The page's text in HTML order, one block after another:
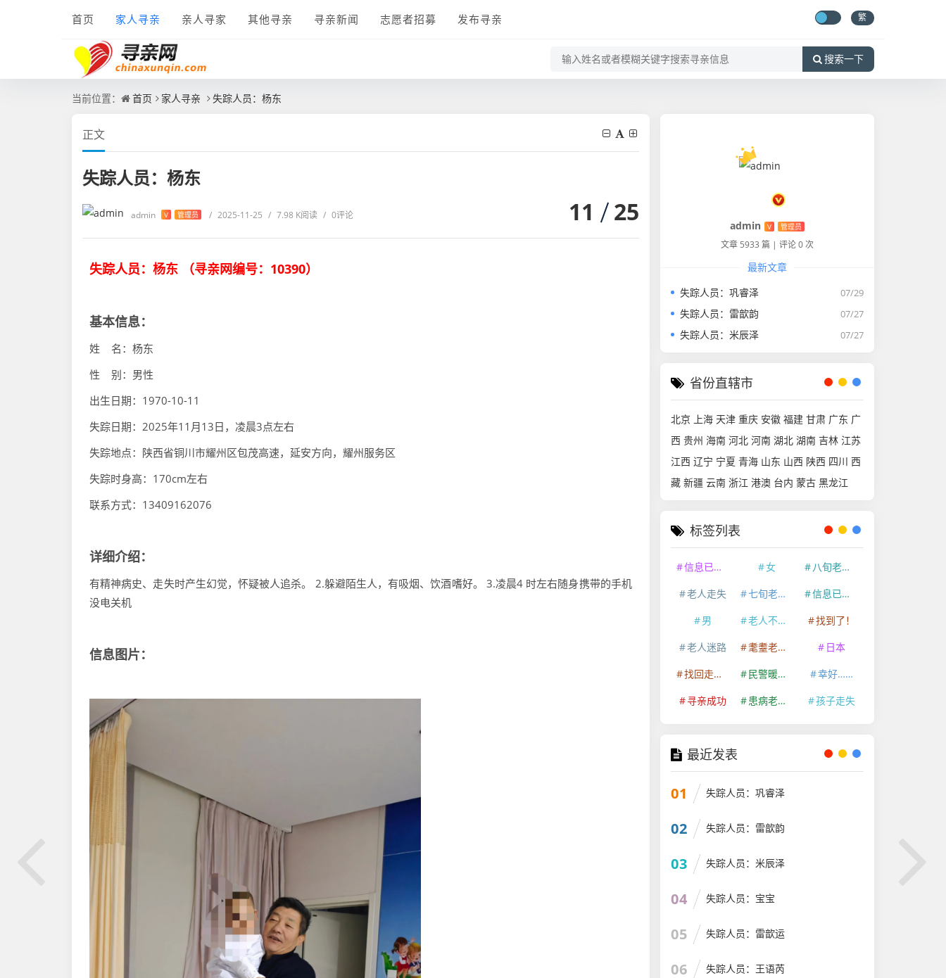
首页 家人寻亲 亲人寻家 其他寻亲 寻亲新闻 志愿者招募 发布寻亲 繁
搜索一下
当前位置： 首页 家人寻亲 失踪人员：杨东
正文
失踪人员：杨东
admin V 管理员 / 2025-11-25 / 7.98 K阅读 / 0评论 11 25
失踪人员：杨东 （寻亲网编号： 10390）
基本信息：
姓 名：杨东
性 别：男性
出生日期：1970-10-11
失踪日期：2025年11月13日，凌晨3点左右
失踪地点：陕西省铜川市耀州区包茂高速，延安方向，耀州服务区
失踪时身高：170cm左右
联系方式：13409162076
详细介绍：
有精神病史、走失时产生幻觉，怀疑被人追杀。 2.躲避陌生人，有吸烟、饮酒嗜好。 3.凌晨4 时左右随身携带的手机
没电关机
信息图片：
admin V 管理员
文章 5933 篇 | 评论 0 次
最新文章
07/29
失踪人员：巩睿泽
07/27
失踪人员：雷歆韵
07/27
失踪人员：米辰泽
省份直辖市
北京 上海 天津 重庆 安徽 福建 甘肃 广东 广
西 贵州 海南 河北 河南 湖北 湖南 吉林 江苏
江西 辽宁 宁夏 青海 山东 山西 陕西 四川 西
藏 新疆 云南 浙江 港澳 台内 蒙古 黑龙江
标签列表
信息已经删除 女
八旬老人走失
老人走失
七旬老人走失
信息已删除
男
老人不慎走失
找到了！
老人迷路
耄耋老人走失
日本
找回走失老人
民警暖心救助
幸好……
寻亲成功
患病老人走失 孩子走失
最近发表
01 失踪人员：巩睿泽
02 失踪人员：雷歆韵
03 失踪人员：米辰泽
04 失踪人员：宝宝
05 失踪人员：雷歆运
06 失踪人员：王语芮